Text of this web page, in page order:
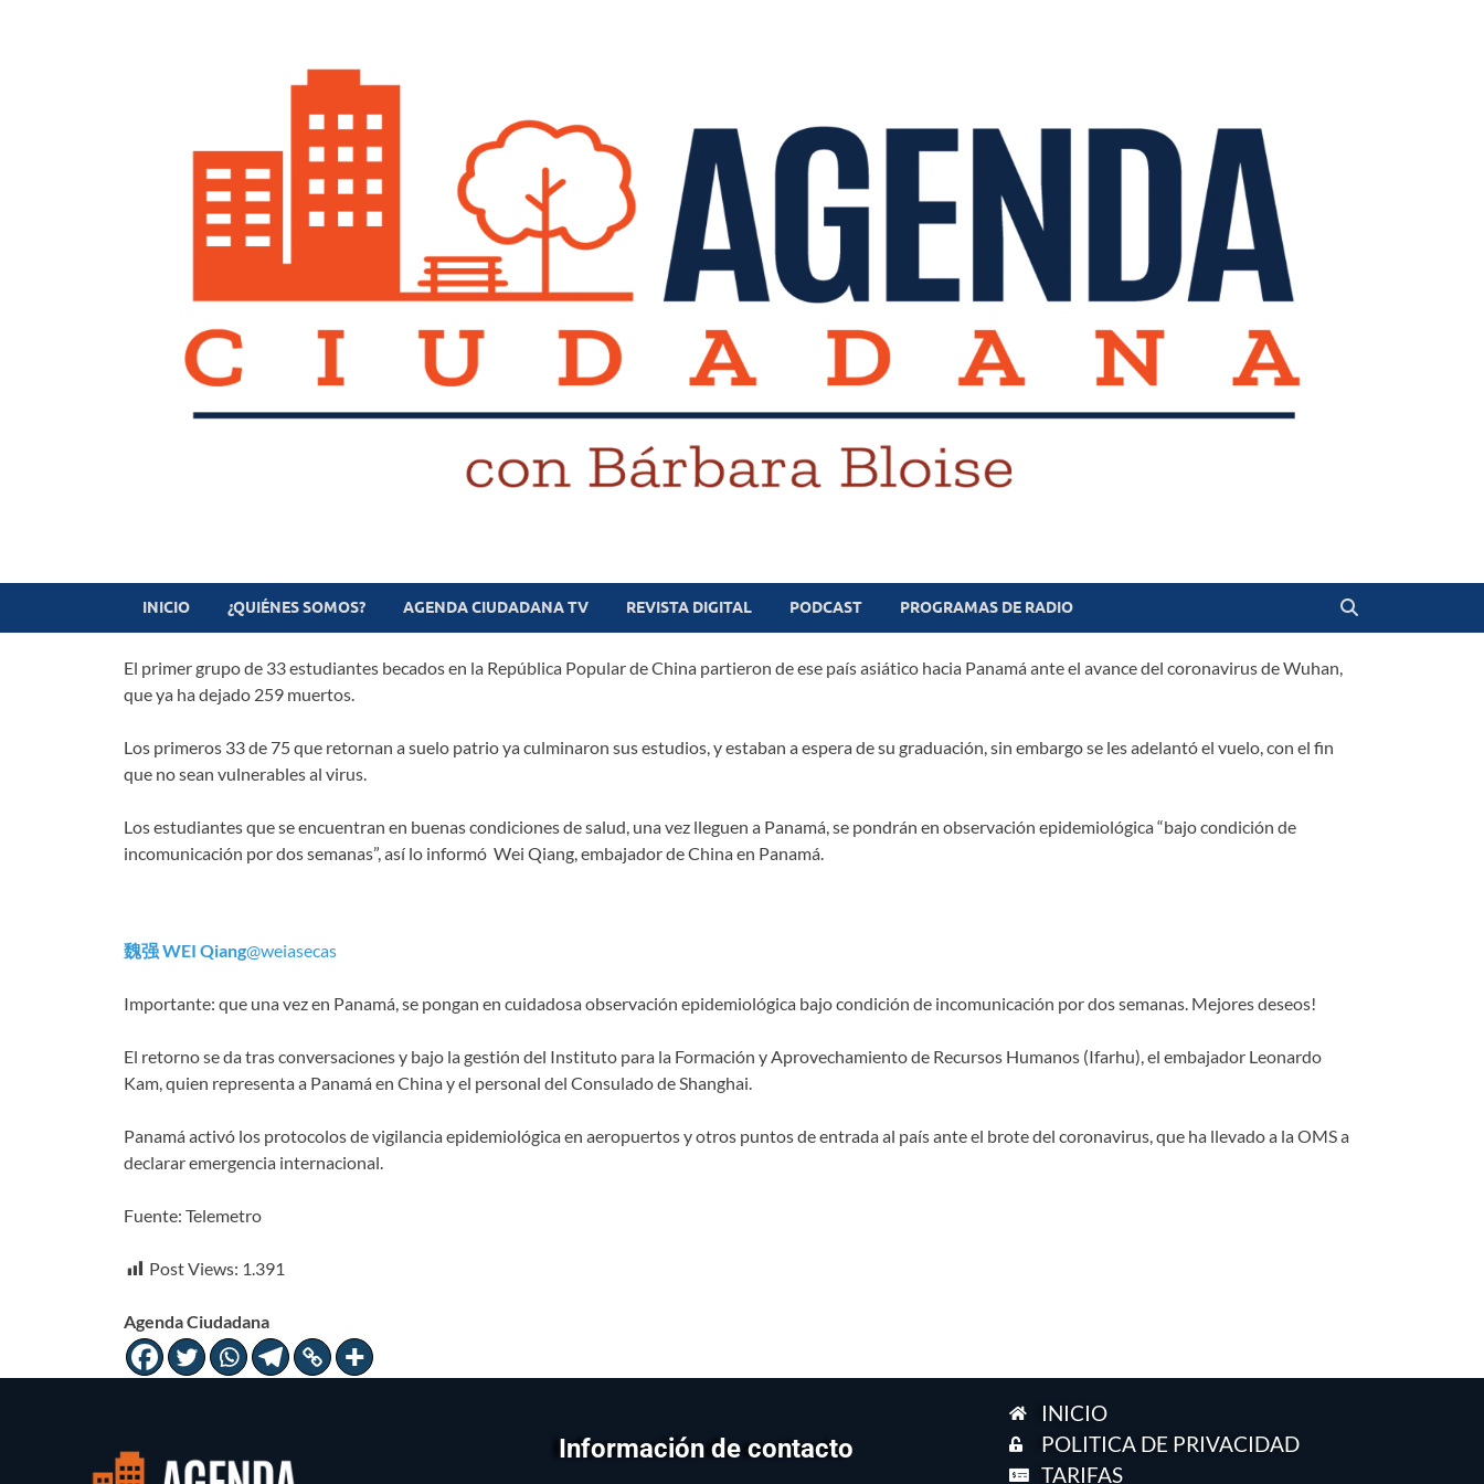
Revista digital
INICIO ¿QUIÉNES SOMOS? AGENDA CIUDADANA TV REVISTA DIGITAL PODCAST PROGRAMAS DE RADIO
El primer grupo de 33 estudiantes becados en la República Popular de China partieron de ese país asiático hacia Panamá ante el avance del coronavirus de Wuhan,
que ya ha dejado 259 muertos.
Los primeros 33 de 75 que retornan a suelo patrio ya culminaron sus estudios, y estaban a espera de su graduación, sin embargo se les adelantó el vuelo, con el fin
que no sean vulnerables al virus.
Los estudiantes que se encuentran en buenas condiciones de salud, una vez lleguen a Panamá, se pondrán en observación epidemiológica “bajo condición de
incomunicación por dos semanas”, así lo informó Wei Qiang, embajador de China en Panamá.
魏强 WEI Qiang@weiasecas
Importante: que una vez en Panamá, se pongan en cuidadosa observación epidemiológica bajo condición de incomunicación por dos semanas. Mejores deseos!
El retorno se da tras conversaciones y bajo la gestión del Instituto para la Formación y Aprovechamiento de Recursos Humanos (Ifarhu), el embajador Leonardo
Kam, quien representa a Panamá en China y el personal del Consulado de Shanghai.
Panamá activó los protocolos de vigilancia epidemiológica en aeropuertos y otros puntos de entrada al país ante el brote del coronavirus, que ha llevado a la OMS a
declarar emergencia internacional.
Fuente: Telemetro
Post Views: 1.391
Agenda Ciudadana
Información de contacto
INICIO
POLITICA DE PRIVACIDAD
TARIFAS